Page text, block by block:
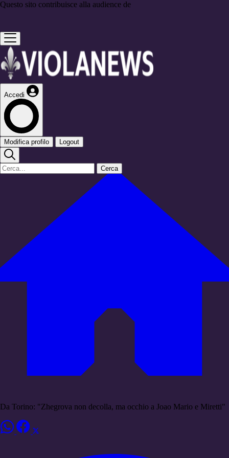
Questo sito contribuisce alla audience de
Accedi
Modifica profilo Logout
Cerca
Da Torino: "Zhegrova non decolla, ma occhio a Joao Mario e Miretti"